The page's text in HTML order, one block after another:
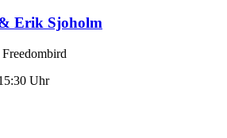
Erik Sjoholm
Uhr